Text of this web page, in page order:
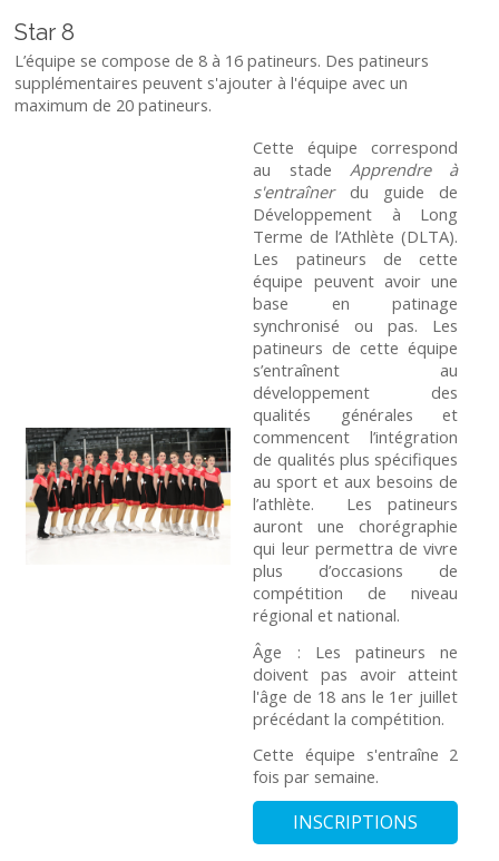
Star 8
L’équipe se compose de 8 à 16 patineurs. Des patineurs
supplémentaires peuvent s'ajouter à l'équipe avec un
maximum de 20 patineurs.
Cette équipe correspond
au stade Apprendre à
s'entraînerdu guide de
Développement à Long
Terme de l’Athlète (DLTA).
Les patineurs de cette
équipe peuvent avoir une
base en patinage
synchronisé ou pas. Les
patineurs de cette équipe
s’entraînent au
développement des
qualités générales et
commencent l’intégration
de qualités plus spécifiques
au sport et aux besoins de
l’athlète. Les patineurs
auront une chorégraphie
qui leur permettra de vivre
plus d’occasions de
compétition de niveau
régional et national.
Âge : Les patineurs ne
doivent pas avoir atteint
l'âge de 18 ans le 1er juillet
précédant la compétition.
Cette équipe s'entraîne 2
fois par semaine.
INSCRIPTIONS